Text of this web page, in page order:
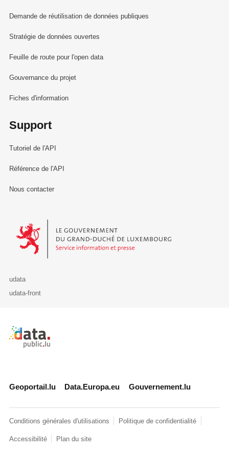
Demande de réutilisation de données publiques
Stratégie de données ouvertes
Feuille de route pour l'open data
Gouvernance du projet
Fiches d'information
Support
Tutoriel de l'API
Référence de l'API
Nous contacter
Le Gouvernement du Grand-Duché de Luxembourg - Service
udata
udata-front
Retour à l'accueil de data.public.lu
Geoportail.lu Data.Europa.eu Gouvernement.lu
Conditions générales d'utilisations Politique de confidentialité
Accessibilité Plan du site